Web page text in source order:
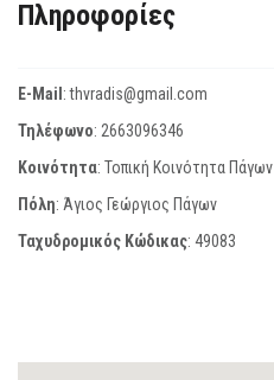
Πληροφορίες
E-Mail:thvradis@gmail.com
Τηλέφωνο: 2663096346
Κοινότητα: Τοπική Κοινότητα Πάγων
Πόλη: Άγιος Γεώργιος Πάγων
Ταχυδρομικός Κώδικας: 49083